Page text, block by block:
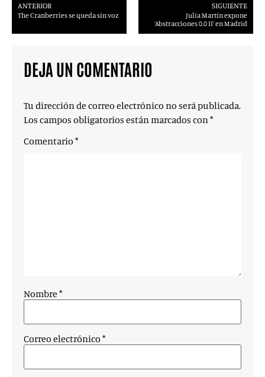
ANTERIOR
The Cranberries se queda sin voz
SIGUIENTE
Julia Martín expone
‘Abstracciones 0.0 II’ en Madrid
DEJA UN COMENTARIO
Tu dirección de correo electrónico no será publicada.
Los campos obligatorios están marcados con*
Comentario *
Nombre *
Correo electrónico *